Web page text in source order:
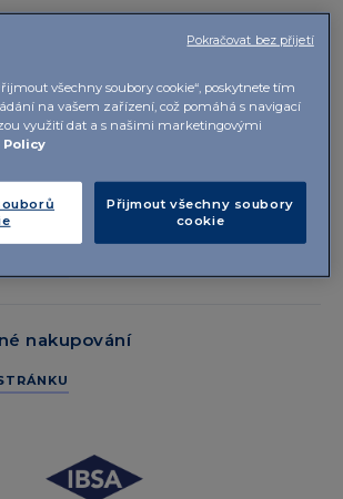
korupci
nakupování
všechny soubory cookie“, poskytnete tím
na vašem zařízení, což pomáhá s navigací
využití dat a s našimi marketingovými
Policy
Přijmout všechny soubory
cookie
Pokračovat bez přijetí